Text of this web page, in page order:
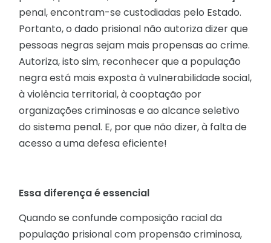
penal, encontram-se custodiadas pelo Estado.
Portanto, o dado prisional não autoriza dizer que
pessoas negras sejam mais propensas ao crime.
Autoriza, isto sim, reconhecer que a população
negra está mais exposta à vulnerabilidade social,
à violência territorial, à cooptação por
organizações criminosas e ao alcance seletivo
do sistema penal. E, por que não dizer, à falta de
acesso a uma defesa eficiente!
Essa diferença é essencial
Quando se confunde composição racial da
população prisional com propensão criminosa,